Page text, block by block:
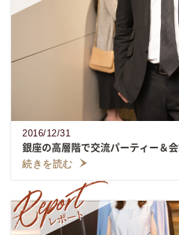
2016/12/31
銀座の高層階で交流パーティー＆
続きを読む